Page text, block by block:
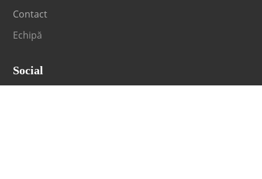
Contact
Echipă
Social